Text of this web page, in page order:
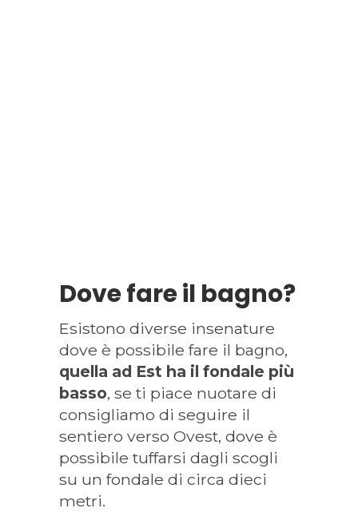
Dove fare il bagno?
Esistono diverse insenature
dove è possibile fare il bagno,
quella ad Est ha il fondale più
basso, se ti piace nuotare di
consigliamo di seguire il
sentiero verso Ovest, dove è
possibile tuffarsi dagli scogli
su un fondale di circa dieci
metri.